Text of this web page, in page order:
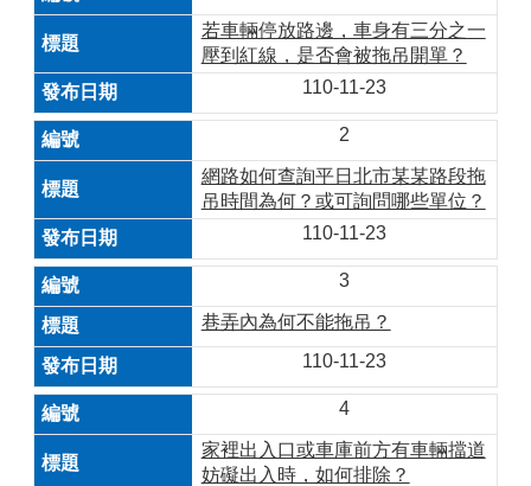
若車輛停放路邊，車身有三分之一
壓到紅線，是否會被拖吊開單？
110-11-23
2
網路如何查詢平日北市某某路段拖
吊時間為何？或可詢問哪些單位？
110-11-23
3
巷弄內為何不能拖吊？
110-11-23
4
家裡出入口或車庫前方有車輛擋道
妨礙出入時，如何排除？